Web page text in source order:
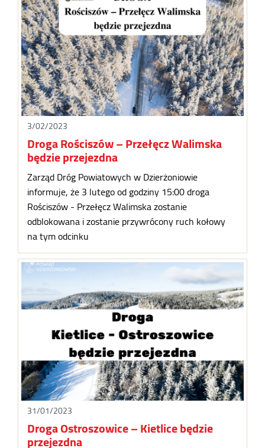
3/02/2023
Droga Rościszów – Przełęcz Walimska
będzie przejezdna
Zarząd Dróg Powiatowych w Dzierżoniowie
informuje, że 3 lutego od godziny 15:00 droga
Rościszów - Przełęcz Walimska zostanie
odblokowana i zostanie przywrócony ruch kołowy
na tym odcinku
31/01/2023
Droga Ostroszowice – Kietlice będzie
przejezdna